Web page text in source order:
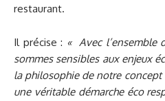
restaurant.
Il précise : « Avec l’ensemble
sommes sensibles aux enjeux
la philosophie de notre concept
une véritable démarche éco